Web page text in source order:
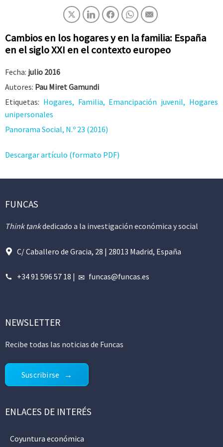
Cambios en los hogares y en la familia: España
en el siglo XXI en el contexto europeo
Fecha: julio 2016
Autores: Pau Miret Gamundi
Etiquetas: Hogares, Familia, Emancipación juvenil, Hogares
unipersonales
Panorama Social, N.º 23 (2016)
Descargar artículo (formato PDF)
FUNCAS
Think tankdedicado a la investigación económica y social
C/ Caballero de Gracia, 28 | 28013 Madrid, España
+34 91 596 57 18 | funcas@funcas.es
NEWSLETTER
Recibe todas las noticias de Funcas
Suscribirse
ENLACES DE INTERÉS
Coyuntura económica